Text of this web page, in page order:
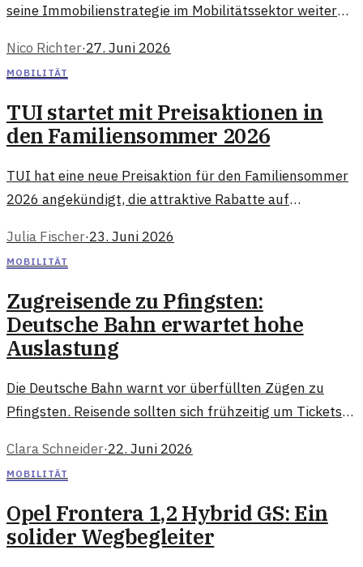
seine Immobilienstrategie im Mobilitätssektor weiter
Region geben.
Nico Richter·27. Juni 2026
MOBILITÄT
TUI startet mit Preisaktionen in
den Familiensommer 2026
TUI hat eine neue Preisaktion für den Familiensommer
2026 angekündigt, die attraktive Rabatte auf
auf zahlreiche Sonderangebote freuen, die einen
unvergesslichen Sommerurlaub ermöglichen.
Julia Fischer·23. Juni 2026
MOBILITÄT
Zugreisende zu Pfingsten:
Deutsche Bahn erwartet hohe
Auslastung
Die Deutsche Bahn warnt vor überfüllten Zügen zu
Pfingsten. Reisende sollten sich frühzeitig um Tickets
ziehen.
Clara Schneider·22. Juni 2026
MOBILITÄT
Opel Frontera 1,2 Hybrid GS: Ein
solider Wegbegleiter